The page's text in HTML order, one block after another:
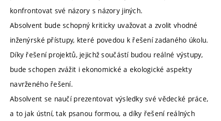
konfrontovat své názory s názory jiných.
Absolvent bude schopný kriticky uvažovat a zvolit vhodné
inženýrské přístupy, které povedou k řešení zadaného úkolu.
Díky řešení projektů, jejichž součástí budou reálné výstupy,
bude schopen zvážit i ekonomické a ekologické aspekty
navrženého řešení.
Absolvent se naučí prezentovat výsledky své vědecké práce,
a to jak ústní, tak psanou formou, a díky řešení reálných